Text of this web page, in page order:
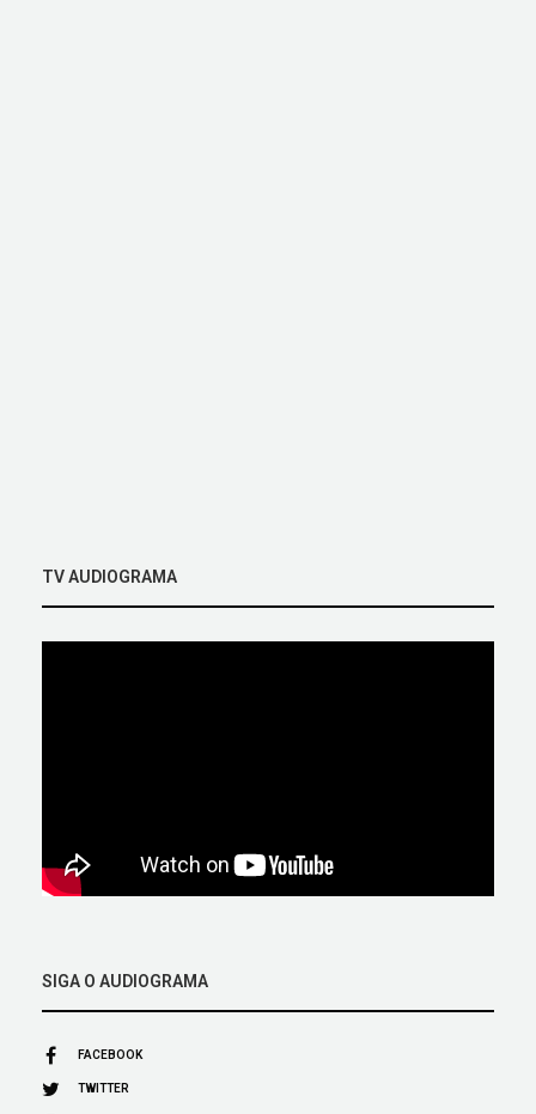
TV AUDIOGRAMA
SIGA O AUDIOGRAMA
FACEBOOK
TWITTER